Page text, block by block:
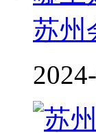
苏州